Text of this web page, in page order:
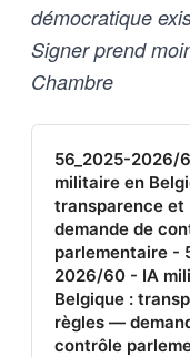
démocratique
Signer prend
Chambre
56_2025-2026/
militaire en
transparence
demande de
parlementaire -
2026/60 - IA
Belgique :
règles —
contrôle